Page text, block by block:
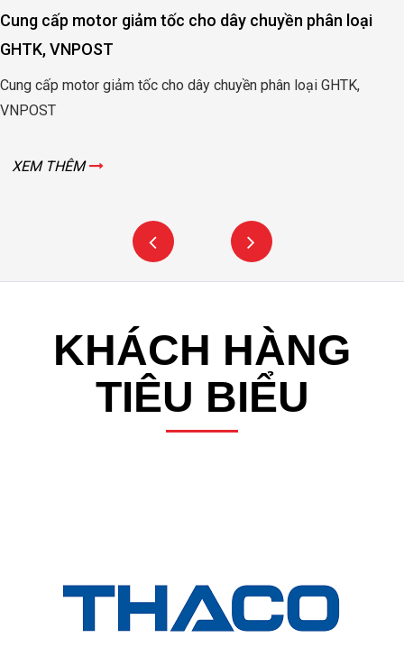
Cung cấp motor giảm tốc cho dây chuyền phân loại
GHTK, VNPOST
Cung cấp motor giảm tốc cho dây chuyền phân loại GHTK,
VNPOST
XEM THÊM
KHÁCH HÀNG
TIÊU BIỂU